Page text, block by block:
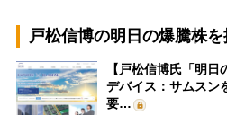
戸松信博の明日の爆騰株を
【戸松信博氏「明
デバイス：サムスン
要…